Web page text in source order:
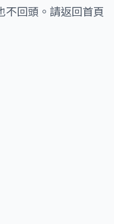
不回頭。請返回首頁